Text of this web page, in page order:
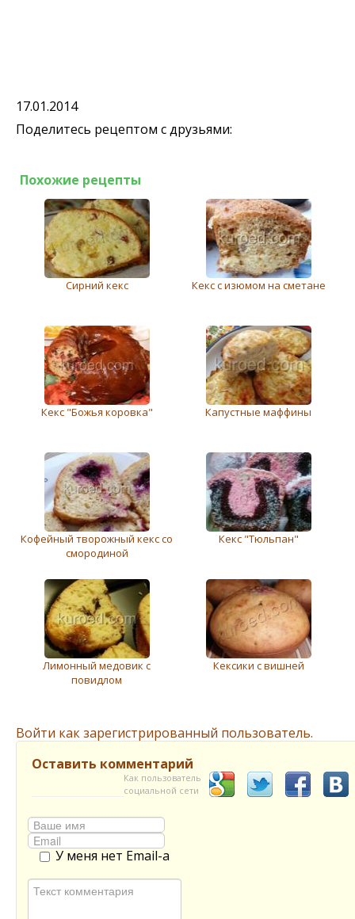
17.01.2014
Поделитесь рецептом с друзьями:
Похожие рецепты
Сирний кекс Кекс с изюмом на сметане
Кекс "Божья коровка" Капустные маффины
Кофейный творожный кекс со
смородиной
Кекс "Тюльпан"
Лимонный медовик с
повидлом
Кексики с вишней
Войти как зарегистрированный пользователь.
Оставить комментарий
Как пользователь
социальной сети
У меня нет Email-а